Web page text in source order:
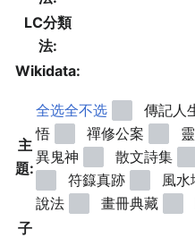
LC分類
法:
Wikidata:
主
題:
全选全不选 傳記人
悟
禪修公案
異鬼神
散文詩集
符籙真跡
風水
說法
畫冊典藏
子